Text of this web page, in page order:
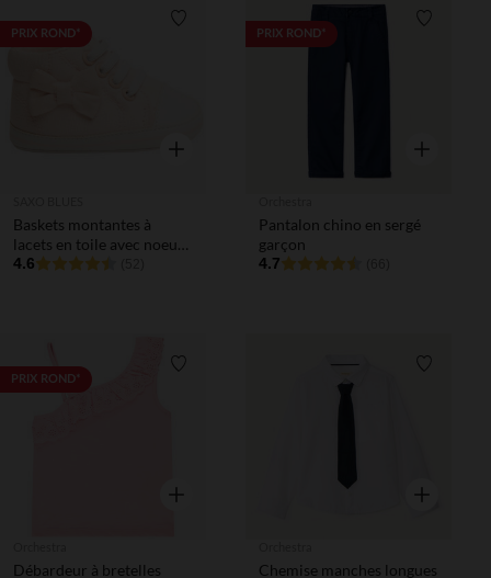
PRIX ROND* Liste de souhaits
Aperçu rapide
Baskets montantes à
lacets en toile avec noeud
pour bébé fille
4.6
PRIX ROND*
Aperçu
Pantalon chino en sergé
garçon
4.7
PRIX ROND*
Aperçu rapide
Débardeur à bretelles
Aperçu
Chemise manches longues